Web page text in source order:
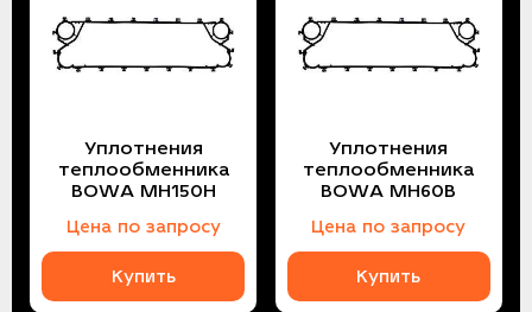
Уплотнения
теплообменника
BOWA MH150H
Цена по запросу
Купить
Уплотнения
теплообменника
BOWA MH60B
Цена по запросу
Купить